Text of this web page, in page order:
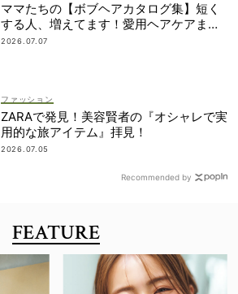
ママたちの【ボブヘアカタログ集】短く
する人、増えてます！愛用ヘアケアまで
全部見せ
2026.07.07
ファッション
ZARAで発見！美容賢者の『オシャレで実
用的な旅アイテム』拝見！
2026.07.05
Recommended by
FEATURE